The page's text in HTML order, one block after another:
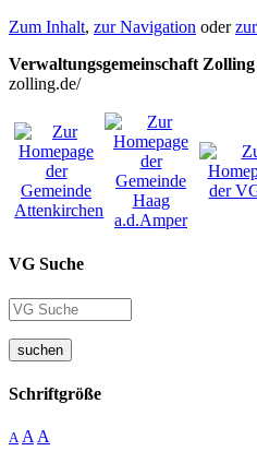
Zum Inhalt, zur Navigation oder
Verwaltungsgemeinschaft Zolling
zolling.de/
VG Suche
suchen
Schriftgröße
A A A